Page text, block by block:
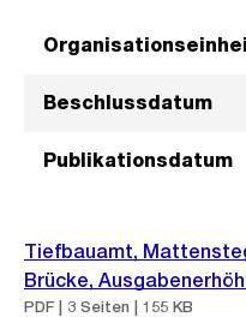
Beschlussdatum
Publikationsdatum
Tiefbauamt,
Brücke,
PDF | 3 Seiten | 155 KB